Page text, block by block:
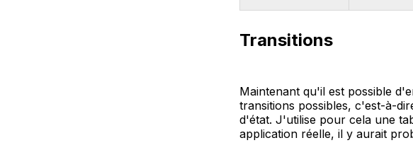
Transitions
Maintenant qu'il est possible
transitions possibles, c'est-à-
d'état. J'utilise pour cela une
application réelle, il y aurait